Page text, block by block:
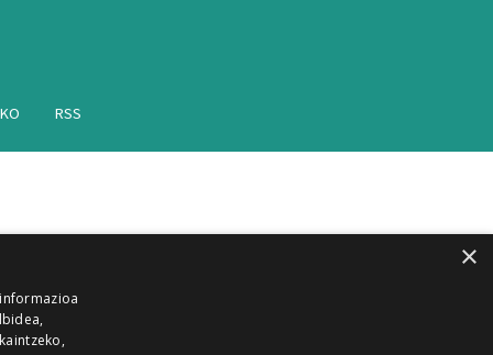
RSS
×